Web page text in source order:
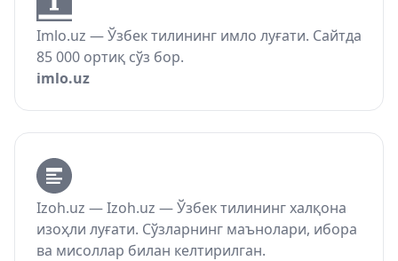
Imlo.uz — Ўзбек тилининг имло луғати. Сайтда
85 000 ортиқ сўз бор.
imlo.uz
Izoh.uz — Izoh.uz — Ўзбек тилининг халқона
изоҳли луғати. Сўзларнинг маънолари, ибора
ва мисоллар билан келтирилган.